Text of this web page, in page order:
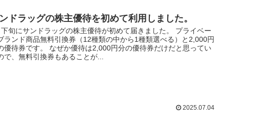
ドラッグの株主優待を初めて利用しました。
旬にサンドラッグの株主優待が初めて届きました。 プライベー
ランド商品無料引換券（12種類の中から1種類選べる）と2,000円
優待券です。 なぜか優待は2,000円分の優待券だけだと思ってい
で、無料引換券もあることが...
2025.07.04